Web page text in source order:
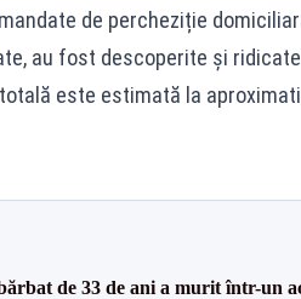
de percheziție
au fost descoperite și
este estimată la
de 33 de ani a murit într-un